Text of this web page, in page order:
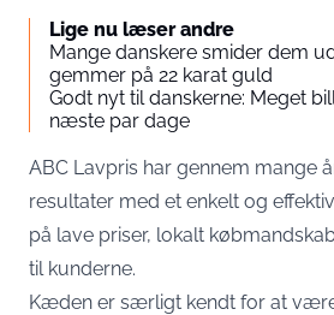
Lige nu læser andre
Mange danskere smider dem
gemmer på 22 karat guld
Godt nyt til danskerne: Meget
næste par dage
ABC Lavpris har gennem mange
resultater med et enkelt og
på lave priser, lokalt
til kunderne.
Kæden er særligt kendt for at